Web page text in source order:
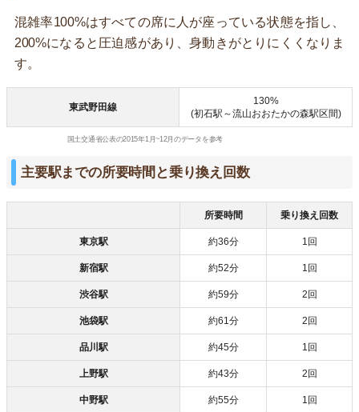
混雑率100%はすべての席に人が座っている状態を指し、
200%になると圧迫感があり、身動きがとりにくくなりま
す。
東武野田線
130%
(初石駅～流山おおたかの森駅区間)
国土交通省公表の2015年1月~12月のデータを参考
主要駅までの所要時間と乗り換え回数
所要時間 乗り換え回数
東京駅 約36分 1回
新宿駅 約52分 1回
渋谷駅 約59分 2回
池袋駅 約61分 2回
品川駅 約45分 1回
上野駅 約43分 2回
中野駅 約55分 1回